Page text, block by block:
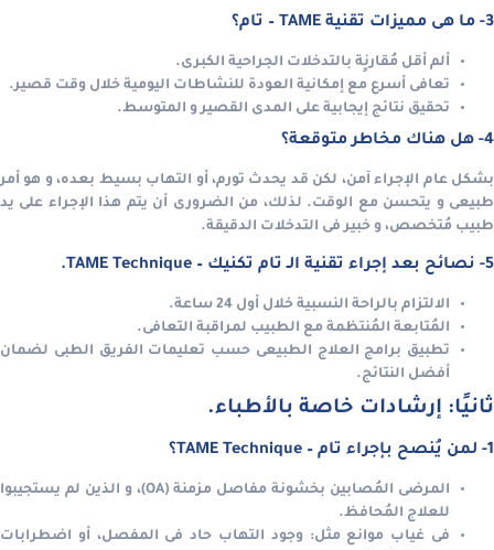
3- ما هى مميزات تقنية TAME – تام؟
ألم أقل مُقارنٍة بالتدخلات الجراحية الكبرى.
تعافى أسرع مع إمكانية العودة للنشاطات اليومية خلال وقت قصير.
تحقيق نتائج إيجابية على المدى القصير و المتوسط.
4- هل هناك مخاطر متوقعة؟
بشكل عام الإجراء آمن، لكن قد يحدث تورم، أو التهاب بسيط بعده، و هو أمر
طبيعى و يتحسن مع الوقت. لذلك، من الضرورى أن يتم هذا الإجراء على يد
طبيب مُتخصص، و خبير فى التدخلات الدقيقة.
5- نصائح بعد إجراء تقنية الـ تام تكنيك – TAME Technique.
الالتزام بالراحة النسبية خلال أول 24 ساعة.
المُتابعة المُنتظمة مع الطبيب لمراقبة التعافى.
تطبيق برامج العلاج الطبيعى حسب تعليمات الفريق الطبى لضمان
أفضل النتائج.
ثانيًا: إرشادات خاصة بالأطباء.
1- لمن يُنصح بإجراء تام – TAME Technique؟
المرضى المُصابين بخشونة مفاصل مزمنة (OA)، و الذين لم يستجيبوا
للعلاج المُحافظ.
فى غياب موانع مثل: وجود التهاب حاد فى المفصل، أو اضطرابات